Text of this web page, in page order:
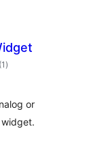
(1 টা
মুঠ)
or